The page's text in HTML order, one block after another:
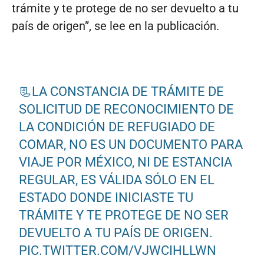
trámite y te protege de no ser devuelto a tu
país de origen”, se lee en la publicación.
📃LA CONSTANCIA DE TRÁMITE DE
SOLICITUD DE RECONOCIMIENTO DE
LA CONDICIÓN DE REFUGIADO DE
COMAR, NO ES UN DOCUMENTO PARA
VIAJE POR MÉXICO, NI DE ESTANCIA
REGULAR, ES VÁLIDA SÓLO EN EL
ESTADO DONDE INICIASTE TU
TRÁMITE Y TE PROTEGE DE NO SER
DEVUELTO A TU PAÍS DE ORIGEN.
PIC.TWITTER.COM/VJWCIHLLWN